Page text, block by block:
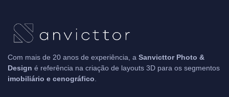
Com mais de 20 anos de experiência, a Sanvicttor Photo &
Design é referência na criação de layouts 3D para os segmentos
imobiliário e cenográfico.